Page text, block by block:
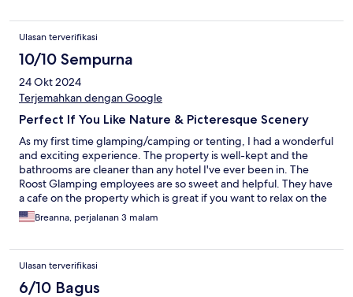
Ulasan terverifikasi
10/10 Sempurna
24 Okt 2024
Terjemahkan dengan Google
Perfect If You Like Nature & Picteresque Scenery
As my first time glamping/camping or tenting, I had a wonderful
and exciting experience. The property is well-kept and the
bathrooms are cleaner than any hotel I've ever been in. The
Roost Glamping employees are so sweet and helpful. They have
a cafe on the property which is great if you want to relax on the
couch and eat some food. Although, the food did not meet my
expectations, it was okay for when I was hungry. Also, it is a safe
Breanna, perjalanan 3 malam
Ulasan terverifikasi
6/10 Bagus